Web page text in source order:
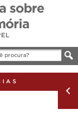
à informação
sobre